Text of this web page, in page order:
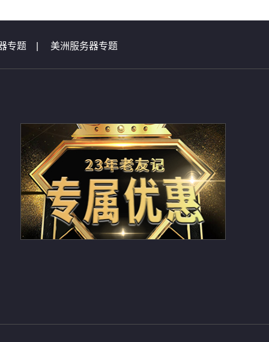
专题 美洲服务器专题
| 虚拟主机问题集锦